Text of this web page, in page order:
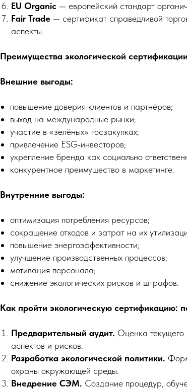
EU Organic — европейский стандарт
Fair Trade — сертификат справедливой
аспекты.
Преимущества экологической
Внешние выгоды:
повышение доверия клиентов и партнёров;
выход на международные рынки;
участие в «зелёных» госзакупках;
привлечение ESG‑инвесторов;
укрепление бренда как социально
конкурентное преимущество в маркетинге.
Внутренние выгоды:
оптимизация потребления ресурсов;
сокращение отходов и затрат на их
повышение энергоэффективности;
улучшение производственных процессов;
мотивация персонала;
снижение экологических рисков и штрафов.
Как пройти экологическую сертификацию:
Предварительный аудит. Оценка текущего
аспектов и рисков.
Разработка экологической политики.
охраны окружающей среды.
Внедрение СЭМ. Создание процедур,